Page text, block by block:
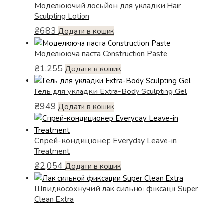
Моделюючий лосьйон для укладки Hair
Sculpting Lotion
₴683 Додати в кошик
Моделююча паста Construction Paste
₴1,255 Додати в кошик
Гель для укладки Extra-Body Sculpting Gel
₴949 Додати в кошик
Спрей-кондиціонер Everyday Leave-in
Treatment
₴2,054 Додати в кошик
Швидкосохнучий лак сильної фіксації Super
Clean Extra